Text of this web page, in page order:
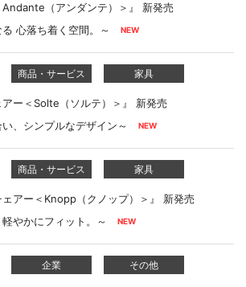
Andante（アンダンテ）＞』 新発売
心落ち着く空間。～
商品・サービス 家具
アー＜Solte（ソルテ）＞』 新発売
、シンプルなデザイン～
商品・サービス 家具
ェアー＜Knopp（クノップ）＞』 新発売
やかにフィット。～
企業 その他